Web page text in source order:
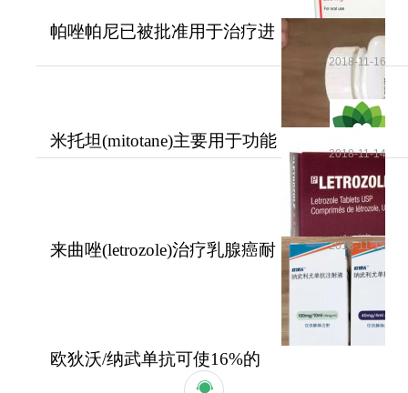
帕唑帕尼已被批准用于治疗进
米托坦(mitotane)主要用于功能
性和无功能性肾上腺
2018-11-16
来曲唑(letrozole)治疗乳腺癌耐
2018-11-14
欧狄沃/纳武单抗可使16%的
晚期肺癌患者活过5年
2018-11-15